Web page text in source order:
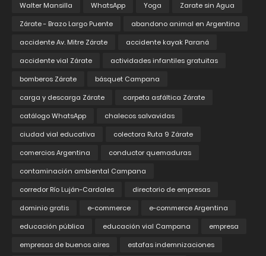
Walter Mansilla
WhatsApp Yoga
Zarate sin Agua
Zárate - Brazo Largo Puente
abandono animal en Argentina
accidente Av. Mitre Zárate
accidente kayak Paraná
accidente vial Zárate
actividades infantiles gratuitas
bomberos Zárate
básquet Campana
carga y descarga Zárate
carpeta asfáltica Zárate
catálogo WhatsApp
chalecos salvavidas
ciudad vial educativa
colectora Ruta 9 Zárate
comercios Argentina
conductor quemaduras
contaminación ambiental Campana
corredor Río Luján-Cardales
directorio de empresas
dominio gratis
e-commerce
e-commerce Argentina
educación pública
educación vial Campana
empresa
empresas de buenos aires
estafas indemnizaciones